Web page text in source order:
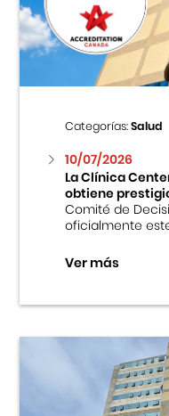
Centro Cultural
Cursos
Museo de la
Fondo Editorial
Teatro Peruano
Categorías:Salud
10/07/2026
La Clínica
obtiene
Comité de
oficialmente
Ver más